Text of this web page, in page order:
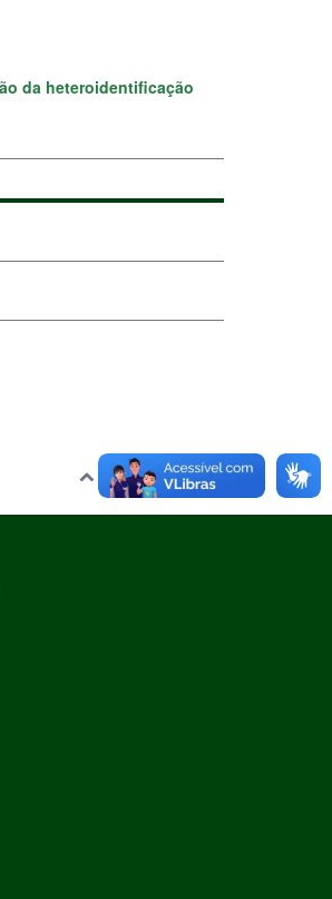
da heteroidentificação
Voltar para o topo